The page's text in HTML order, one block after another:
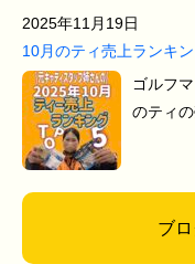
2025年11月19日
10月のティ売上ランキ
ゴルフ
のティ
ブ